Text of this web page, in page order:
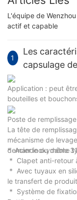
L'équipe de
actif et capable
1
Les
capsulage
Application : peut
bouteilles et
Poste de remplissage
La tête de
mécanisme de
demande du même
* Acier inoxydable
* Clapet anti-retour
* Avec tuyaux en
le transfert de produit
* Système de